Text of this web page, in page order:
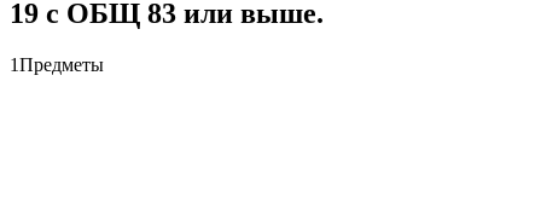
19 с ОБЩ 83 или выше.
1Предметы